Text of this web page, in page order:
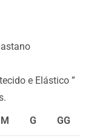
e Elástico ”
M G GG